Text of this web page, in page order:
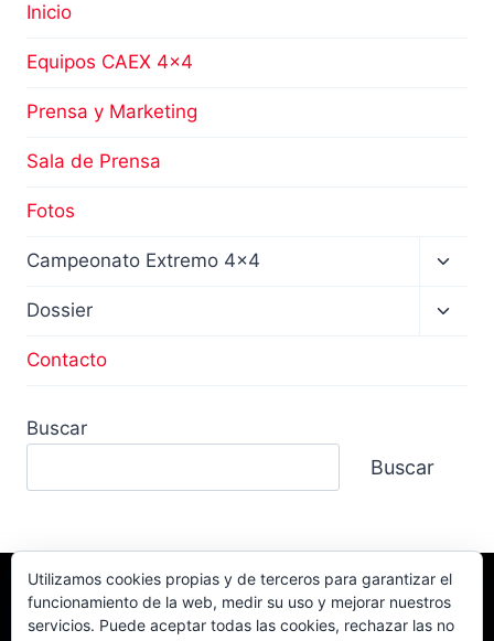
Inicio
Equipos CAEX 4×4
Prensa y Marketing
Sala de Prensa
Fotos
Campeonato Extremo 4×4
hijo
Dossier
Contacto
Buscar
Buscar
Facebook TikTok
Instagram
Utilizamos cookies propias y de terceros para garantizar el
funcionamiento de la web, medir su uso y mejorar nuestros
servicios. Puede aceptar todas las cookies, rechazar las no